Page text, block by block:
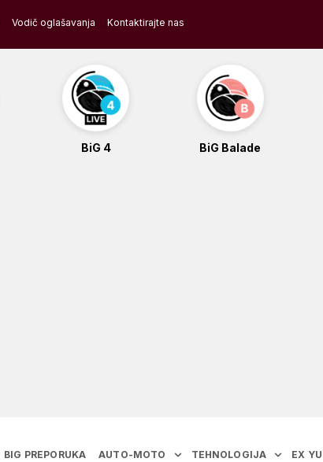
Vodič oglašavanja Kontaktirajte nas
BiG 4 BiG Balade
BIG PREPORUKA AUTO-MOTO TEHNOLOGIJA EX YU